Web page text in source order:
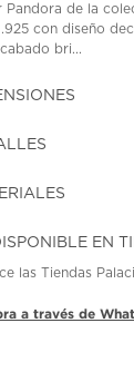
Pandora de la
con diseño
bri...
EN
las Tiendas
a través de